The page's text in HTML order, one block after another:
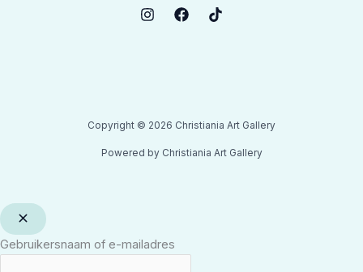
Copyright © 2026 Christiania Art Gallery
Powered by Christiania Art Gallery
Gebruikersnaam of e-mailadres